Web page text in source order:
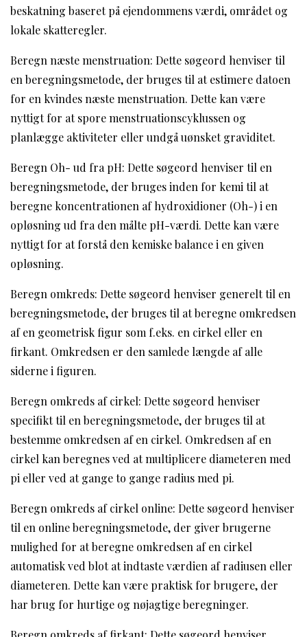
beskatning baseret på ejendommens værdi, området og
lokale skatteregler.
Beregn næste menstruation: Dette søgeord henviser til
en beregningsmetode, der bruges til at estimere datoen
for en kvindes næste menstruation. Dette kan være
nyttigt for at spore menstruationscyklussen og
planlægge aktiviteter eller undgå uønsket graviditet.
Beregn Oh- ud fra pH: Dette søgeord henviser til en
beregningsmetode, der bruges inden for kemi til at
beregne koncentrationen af hydroxidioner (Oh-) i en
opløsning ud fra den målte pH-værdi. Dette kan være
nyttigt for at forstå den kemiske balance i en given
opløsning.
Beregn omkreds: Dette søgeord henviser generelt til en
beregningsmetode, der bruges til at beregne omkredsen
af en geometrisk figur som f.eks. en cirkel eller en
firkant. Omkredsen er den samlede længde af alle
siderne i figuren.
Beregn omkreds af cirkel: Dette søgeord henviser
specifikt til en beregningsmetode, der bruges til at
bestemme omkredsen af en cirkel. Omkredsen af en
cirkel kan beregnes ved at multiplicere diameteren med
pi eller ved at gange to gange radius med pi.
Beregn omkreds af cirkel online: Dette søgeord henviser
til en online beregningsmetode, der giver brugerne
mulighed for at beregne omkredsen af en cirkel
automatisk ved blot at indtaste værdien af radiusen eller
diameteren. Dette kan være praktisk for brugere, der
har brug for hurtige og nøjagtige beregninger.